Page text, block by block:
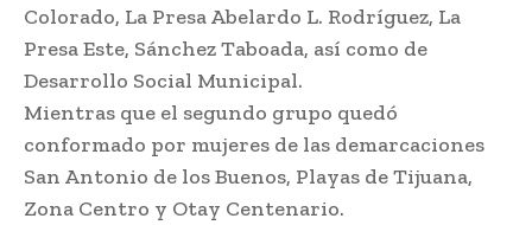
Colorado, La Presa Abelardo L. Rodríguez, La
Presa Este, Sánchez Taboada, así como de
Desarrollo Social Municipal.
Mientras que el segundo grupo quedó
conformado por mujeres de las demarcaciones
San Antonio de los Buenos, Playas de Tijuana,
Zona Centro y Otay Centenario.